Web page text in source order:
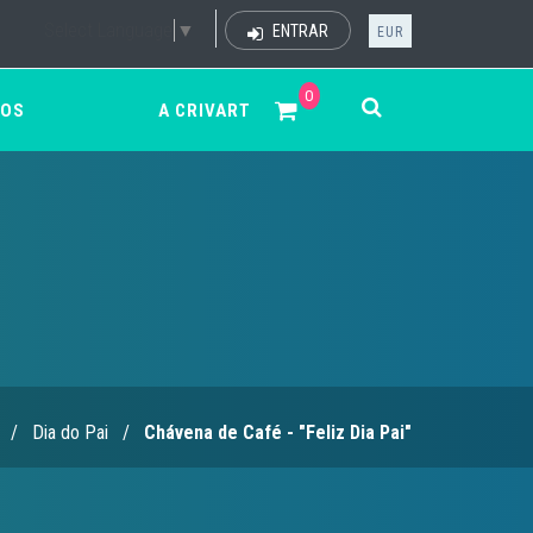
▼ ENTRAR EUR
0
A CRIVART
/ Dia do Pai / Chávena de Café - "Feliz Dia Pai"